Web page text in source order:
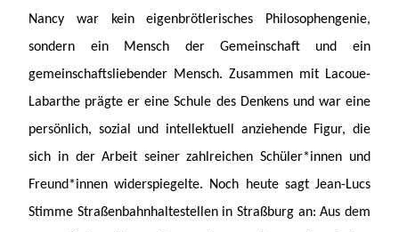
Nancy war kein eigenbrötlerisches Philosophengenie,
sondern ein Mensch der Gemeinschaft und ein
gemeinschaftsliebender Mensch. Zusammen mit Lacoue-
Labarthe prägte er eine Schule des Denkens und war eine
persönlich, sozial und intellektuell anziehende Figur, die
sich in der Arbeit seiner zahlreichen Schüler*innen und
Freund*innen widerspiegelte. Noch heute sagt Jean-Lucs
Stimme Straßenbahnhaltestellen in Straßburg an: Aus dem